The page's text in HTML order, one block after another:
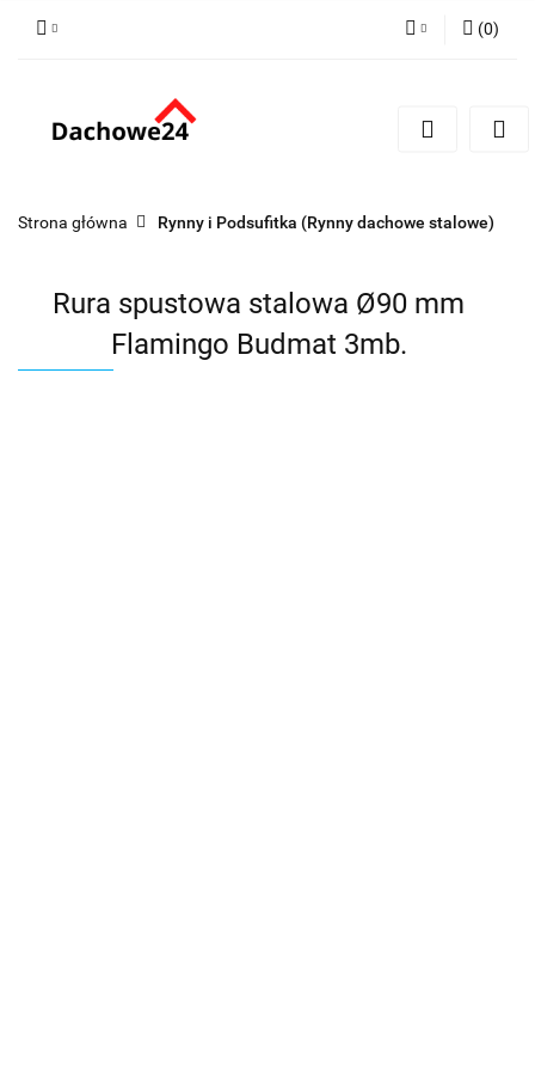
Zarejestruj się
(0)
Strona główna Rynny i Podsufitka (Rynny dachowe stalowe)
Rura spustowa stalowa Ø90 mm
Flamingo Budmat 3mb.